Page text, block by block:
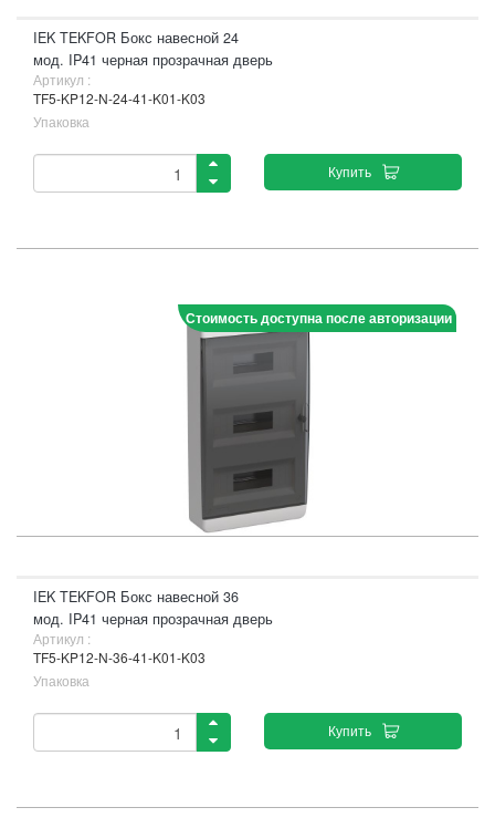
IEK TEKFOR Бокс навесной 24
мод. IP41 черная прозрачная дверь
Артикул :
TF5-KP12-N-24-41-K01-K03
Упаковка
Купить
Стоимость доступна после авторизации
IEK TEKFOR Бокс навесной 36
мод. IP41 черная прозрачная дверь
Артикул :
TF5-KP12-N-36-41-K01-K03
Упаковка
Купить